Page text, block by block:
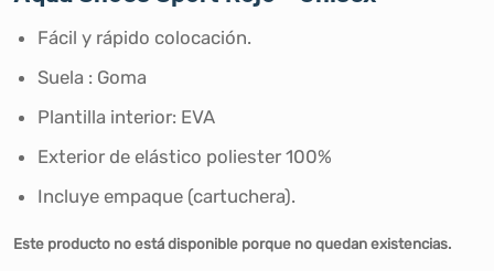
Fácil y rápido colocación.
Suela : Goma
Plantilla interior: EVA
Exterior de elástico poliester 100%
Incluye empaque (cartuchera).
Este producto no está disponible porque no quedan existencias.